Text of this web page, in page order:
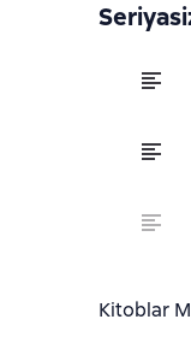
Kitoblar